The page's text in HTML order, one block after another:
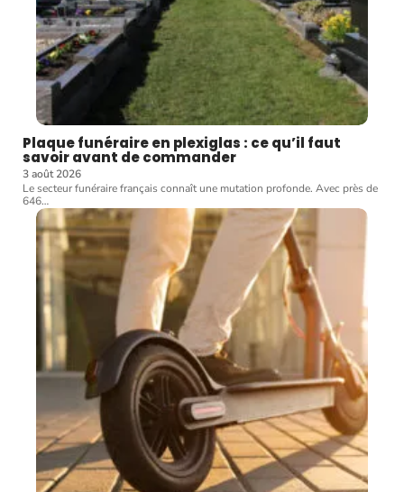
Plaque funéraire en plexiglas : ce qu’il faut
savoir avant de commander
3 août 2026
Le secteur funéraire français connaît une mutation profonde. Avec près de
646…